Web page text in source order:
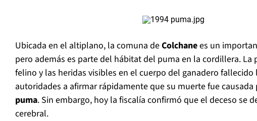
Ubicada en el altiplano, la comuna deColchanees un
pero además es parte del hábitat del puma en la cordillera. La
felino y las heridas visibles en el cuerpo del ganadero fallecido
autoridades a afirmar rápidamente que su muerte fue causada
puma. Sin embargo, hoy la fiscalía confirmó que el deceso se
cerebral.